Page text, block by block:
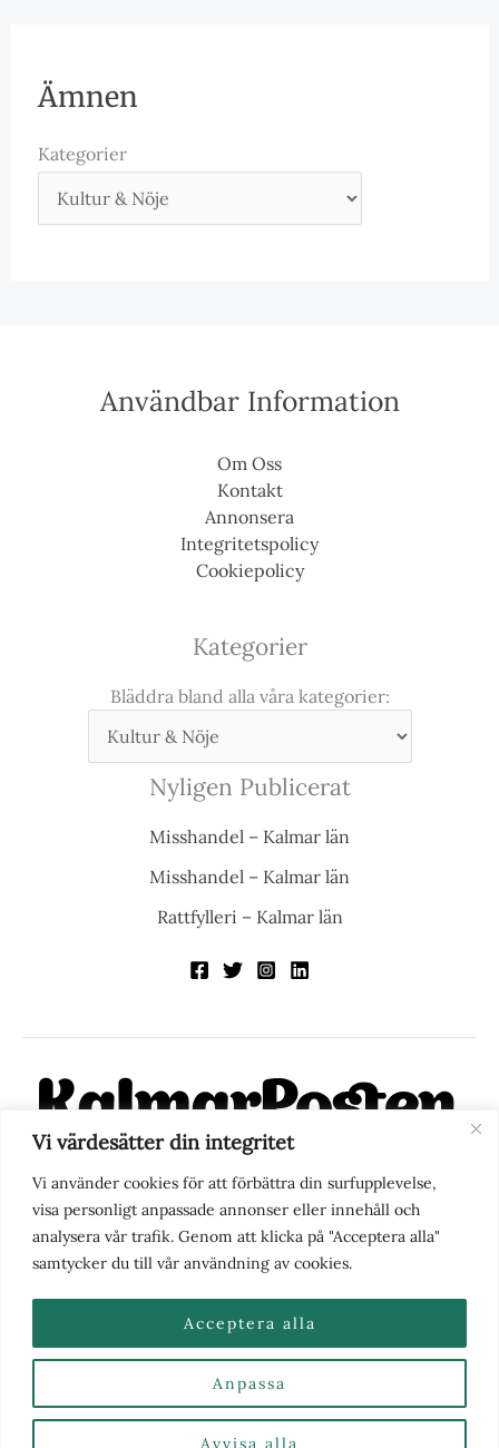
Vi värdesätter din integritet
Vi använder cookies för att förbättra din surfupplevelse,
visa personligt anpassade annonser eller innehåll och
analysera vår trafik. Genom att klicka på "Acceptera alla"
samtycker du till vår användning av cookies.
Anpassa
Avvisa alla
Acceptera alla
Ämnen
Kategorier
Användbar Information
Om Oss
Kontakt
Annonsera
Integritetspolicy
Cookiepolicy
Kategorier
Bläddra bland alla våra kategorier:
Nyligen Publicerat
Misshandel – Kalmar län
Misshandel – Kalmar län
Rattfylleri – Kalmar län
KalmarPosten är en modern lokalnyhetstidning på nätet. Med
fokus på Kalmarregionen, men också med blick för det större
perspektivet, vill vi vara din självklara kanal för nyheter,
berättelser och engagemang. KalmarPosten grundades 1988 och
fick nya ägare 2025.
Nyhetstips eller frågor?Kontakta oss
2026 | Kalmarposten.se |Se alla Kategorier & Ämnen
här